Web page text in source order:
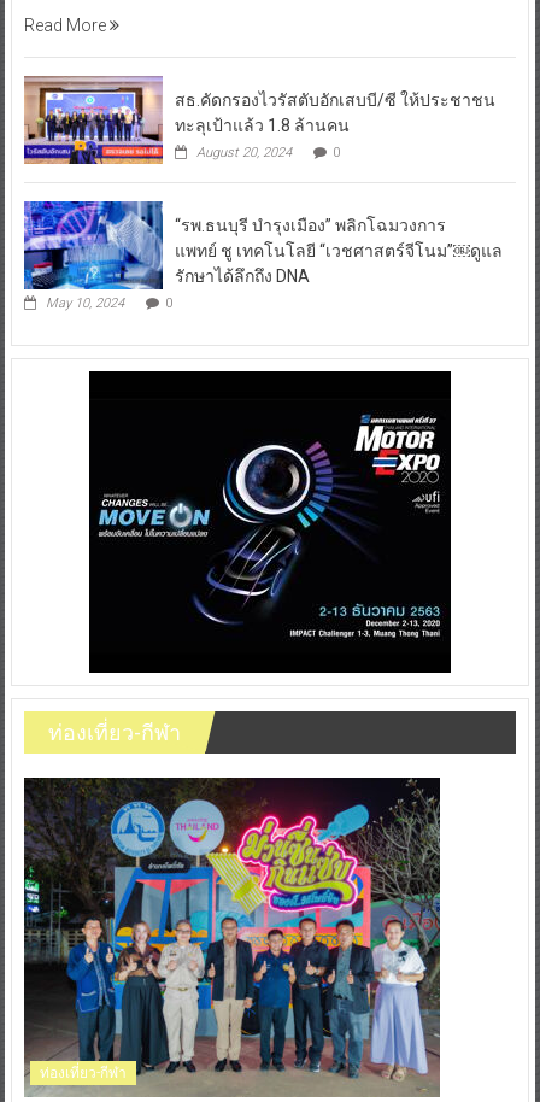
Read More
สธ.คัดกรองไวรัสตับอักเสบบี/ซี ให้ประชาชน
ทะลุเป้าแล้ว 1.8 ล้านคน
August 20, 2024 0
“รพ.ธนบุรี บำรุงเมือง” พลิกโฉมวงการ
แพทย์ ชู เทคโนโลยี “เวชศาสตร์จีโนม”￼ดูแล
รักษาได้ลึกถึง DNA
May 10, 2024 0
ท่องเที่ยว-กีฬา
ท่องเที่ยว-กีฬา